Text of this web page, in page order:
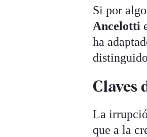
Si por
Ancelotti
ha
Claves
La
que a la